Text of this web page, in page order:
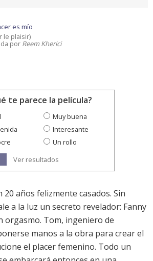
es mío
le plaisir)
por Reem Kherici
te parece la película?
Muy buena
Interesante
Un rollo
Ver resultados
20 años felizmente casados. Sin
a la luz un secreto revelador: Fanny
orgasmo. Tom, ingeniero de
manos a la obra para crear el
el placer femenino. Todo un